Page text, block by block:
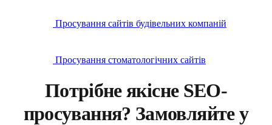
Просування сайтів будівельних компаній
Просування стоматологічних сайтів
Потрібне якісне SEO-
просування? Замовляйте у